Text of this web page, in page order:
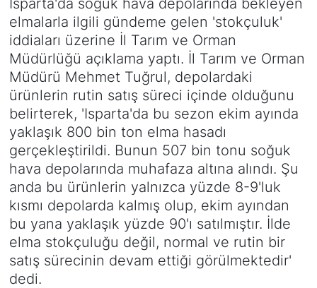
elmalarla ilgili gündeme gelen 'stokçuluk'
iddiaları üzerine İl Tarım ve Orman
Müdürlüğü açıklama yaptı. İl Tarım ve Orman
Müdürü Mehmet Tuğrul, depolardaki
ürünlerin rutin satış süreci içinde olduğunu
belirterek, 'Isparta'da bu sezon ekim ayında
yaklaşık 800 bin ton elma hasadı
gerçekleştirildi. Bunun 507 bin tonu soğuk
hava depolarında muhafaza altına alındı. Şu
anda bu ürünlerin yalnızca yüzde 8-9'luk
kısmı depolarda kalmış olup, ekim ayından
bu yana yaklaşık yüzde 90'ı satılmıştır. İlde
elma stokçuluğu değil, normal ve rutin bir
satış sürecinin devam ettiği görülmektedir'
dedi.
KÜLTÜR - SANAT
MAGAZİN
SAĞLIK
Siyaset
YEREL HABER
Haberde insan
Tanıtım
Tüm Manşetler
Son Dakika Haberleri
Haber Arşivi